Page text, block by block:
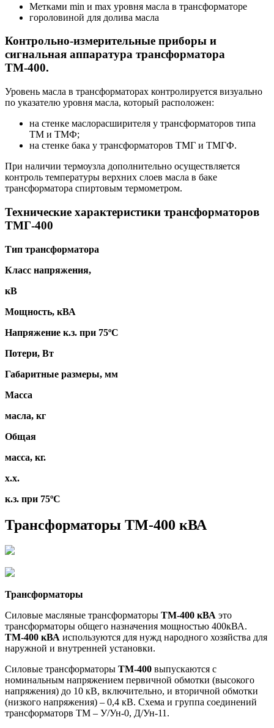
Метками min и max уровня масла в трансформаторе
гороловиной для долива масла
Контрольно-измерительные приборы и
сигнальная аппаратура трансформатора
ТМ-400.
Уровень масла в трансформаторах контролируется визуально
по указателю уровня масла, который расположен:
на стенке маслорасширителя у трансформаторов типа
ТМ и ТМФ;
на стенке бака у трансформаторов ТМГ и ТМГФ.
При наличии термоузла дополнительно осуществляется
контроль температуры верхних слоев масла в баке
трансформатора спиртовым термометром.
Технические характеристики трансформаторов
ТМГ-400
Тип трансформатора
Класс напряжения,
кВ
Мощность, кВА
Напряжение к.з. при 75ºС
Потери, Вт
Габаритные размеры, мм
Масса
масла, кг
Общая
масса, кг.
х.х.
к.з. при 75ºС
Трансформаторы ТМ-400 кВА
Трансформаторы
Силовые масляные трансформаторы ТМ-400 кВА это
трансформаторы общего назначения мощностью 400кВА.
ТМ-400 кВА используются для нужд народного хозяйства для
наружной и внутренней установки.
Силовые трансформаторы ТМ-400 выпускаются с
номинальным напряжением первичной обмотки (высокого
напряжения) до 10 кВ, включительно, и вторичной обмотки
(низкого напряжения) – 0,4 кВ. Схема и группа соединений
трансформаторв ТМ – У/Ун-0, Д/Ун-11.